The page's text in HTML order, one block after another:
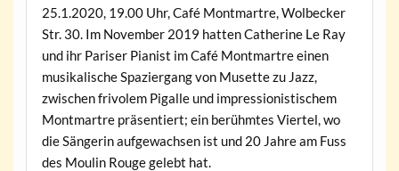
25.1.2020, 19.00 Uhr, Café Montmartre, Wolbecker
Str. 30. Im November 2019 hatten Catherine Le Ray
und ihr Pariser Pianist im Café Montmartre einen
musikalische Spaziergang von Musette zu Jazz,
zwischen frivolem Pigalle und impressionistischem
Montmartre präsentiert; ein berühmtes Viertel, wo
die Sängerin aufgewachsen ist und 20 Jahre am Fuss
des Moulin Rouge gelebt hat.